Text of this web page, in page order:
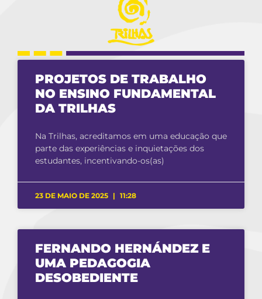
PROJETOS DE TRABALHO
NO ENSINO FUNDAMENTAL
DA TRILHAS
Na Trilhas, acreditamos em uma educação que
parte das experiências e inquietações dos
estudantes, incentivando-os(as)
23 DE MAIO DE 2025 11:28
FERNANDO HERNÁNDEZ E
UMA PEDAGOGIA
DESOBEDIENTE